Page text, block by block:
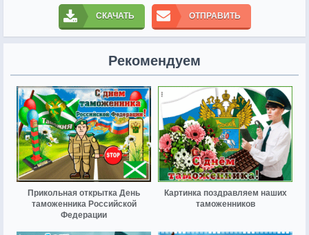
СКАЧАТЬ ОТПРАВИТЬ
Рекомендуем
Прикольная открытка День
таможенника Российской
Федерации
Картинка поздравляем наших
таможенников